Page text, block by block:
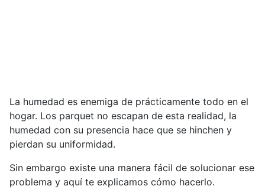
La humedad es enemiga de prácticamente todo en el
hogar. Los parquet no escapan de esta realidad, la
humedad con su presencia hace que se hinchen y
pierdan su uniformidad.
Sin embargo existe una manera fácil de solucionar ese
problema y aquí te explicamos cómo hacerlo.